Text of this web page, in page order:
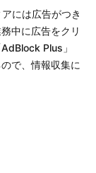
には広告がつき
中に広告をクリ
Plus」
で、情報収集に